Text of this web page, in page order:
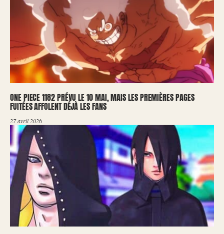
ONE PIECE 1182 PRÉVU LE 10 MAI, MAIS LES PREMIÈRES PAGES
FUITÉES AFFOLENT DÉJÀ LES FANS
27 avril 2026